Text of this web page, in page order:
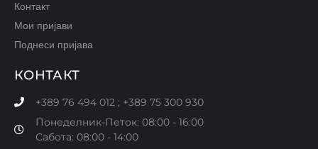
Контакт
Мои пријави
Поднеси пријава
КОНТАКТ
+389 76 494 012 ; +389 75 300 930
Понеделник-Петок: 08:00 - 16:00
Сабота: 08:00 - 14:00